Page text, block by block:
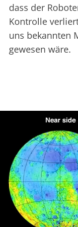
dass der
Kontrolle
uns bekannten
gewesen wäre.